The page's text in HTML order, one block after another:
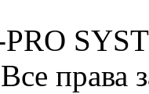
права